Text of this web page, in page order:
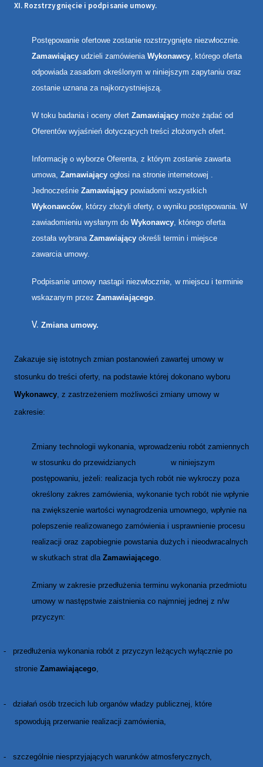
XI. Rozstrzygnięcie i podpisanie umowy.
Postępowanie ofertowe zostanie rozstrzygnięte niezwłocznie.
Zamawiający udzieli zamówienia Wykonawcy, którego oferta
odpowiada zasadom określonym w niniejszym zapytaniu oraz
zostanie uznana za najkorzystniejszą.
W toku badania i oceny ofert Zamawiający może żądać od
Oferentów wyjaśnień dotyczących treści złożonych ofert.
Informację o wyborze Oferenta, z którym zostanie zawarta
umowa, Zamawiający ogłosi na stronie internetowej .
Jednocześnie Zamawiający powiadomi wszystkich
Wykonawców, którzy złożyli oferty, o wyniku postępowania. W
zawiadomieniu wysłanym do Wykonawcy, którego oferta
została wybrana Zamawiający określi termin i miejsce
zawarcia umowy.
Podpisanie umowy nastąpi niezwłocznie, w miejscu i terminie
wskazanym przezZamawiającego.
Zmiana umowy.
Zakazuje się istotnych zmian postanowień zawartej umowy w
stosunku do treści oferty, na podstawie której dokonano wyboru
Wykonawcy, z zastrzeżeniem możliwości zmiany umowy w
zakresie:
Zmiany technologii wykonania, wprowadzeniu robót zamiennych
w stosunku do przewidzianych w niniejszym
postępowaniu, jeżeli: realizacja tych robót nie wykroczy poza
określony zakres zamówienia, wykonanie tych robót nie wpłynie
na zwiększenie wartości wynagrodzenia umownego, wpłynie na
polepszenie realizowanego zamówienia i usprawnienie procesu
realizacji oraz zapobiegnie powstania dużych i nieodwracalnych
w skutkach strat dla Zamawiającego.
Zmiany w zakresie przedłużenia terminu wykonania przedmiotu
umowy w następstwie zaistnienia co najmniej jednej z n/w
przyczyn:
-
przedłużenia wykonania robót z przyczyn leżących wyłącznie po
stronie Zamawiającego,
-
działań osób trzecich lub organów władzy publicznej, które
spowodują przerwanie realizacji zamówienia,
- szczególnie niesprzyjających warunków atmosferycznych,